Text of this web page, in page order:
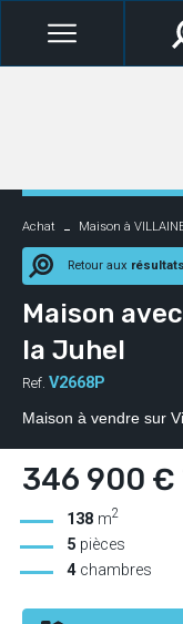
Achat Maison à
Retour aux résultats
Maison
la Juhel
Ref. V2668P
Maison à vendre sur
346 900 €
138 m2
5 pièces
4chambres